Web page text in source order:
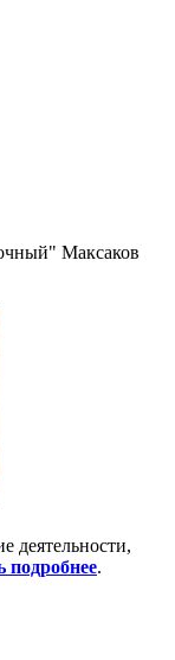
Максаков
деятельности,
подробнее.